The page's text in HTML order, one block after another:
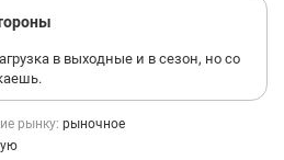
в выходные и в сезон, но со
рынку: рыночное